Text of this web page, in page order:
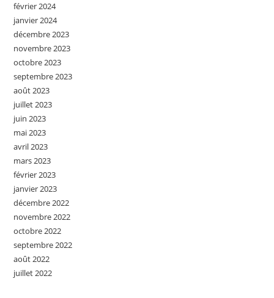
février 2024
janvier 2024
décembre 2023
novembre 2023
octobre 2023
septembre 2023
août 2023
juillet 2023
juin 2023
mai 2023
avril 2023
mars 2023
février 2023
janvier 2023
décembre 2022
novembre 2022
octobre 2022
septembre 2022
août 2022
juillet 2022